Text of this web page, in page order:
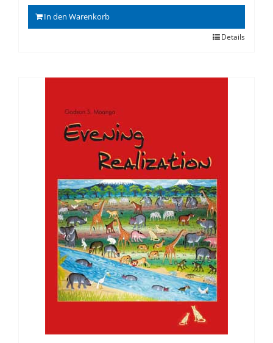
In den Warenkorb
Details